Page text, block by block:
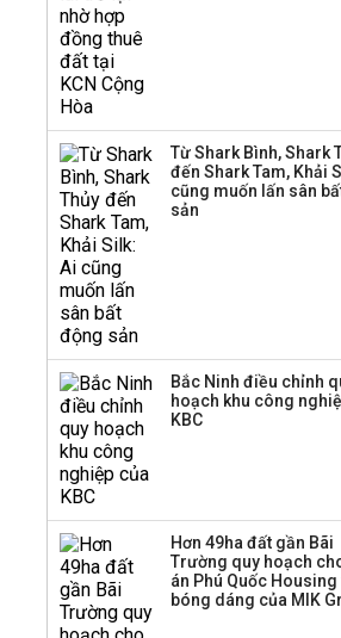
trong nền kinh tế
'tắc nghẽn'
Từ Shark Bình, Shark
đến Shark Tam, Khải
cũng muốn lấn sân
sản
Bắc Ninh điều chỉnh
hoạch khu công
KBC
Hơn 49ha đất gần Bãi
Trường quy hoạch
án Phú Quốc Housing
bóng dáng của MIK